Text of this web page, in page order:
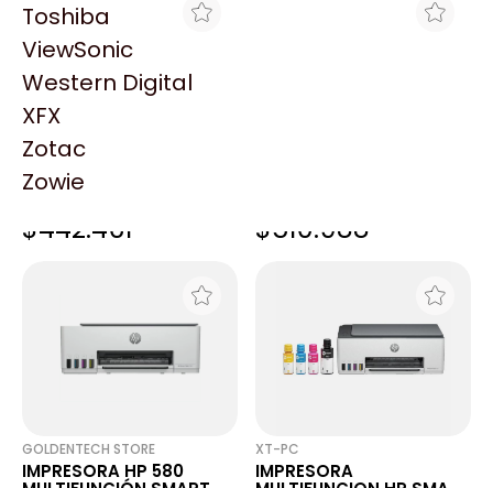
Toshiba
ViewSonic
Western Digital
XFX
Zotac
Zowie
IMPRESORA HP 585
$442.461 $510.988
GOLDENTECH STORE
IMPRESORA HP 580
XT-PC
IMPRESORA